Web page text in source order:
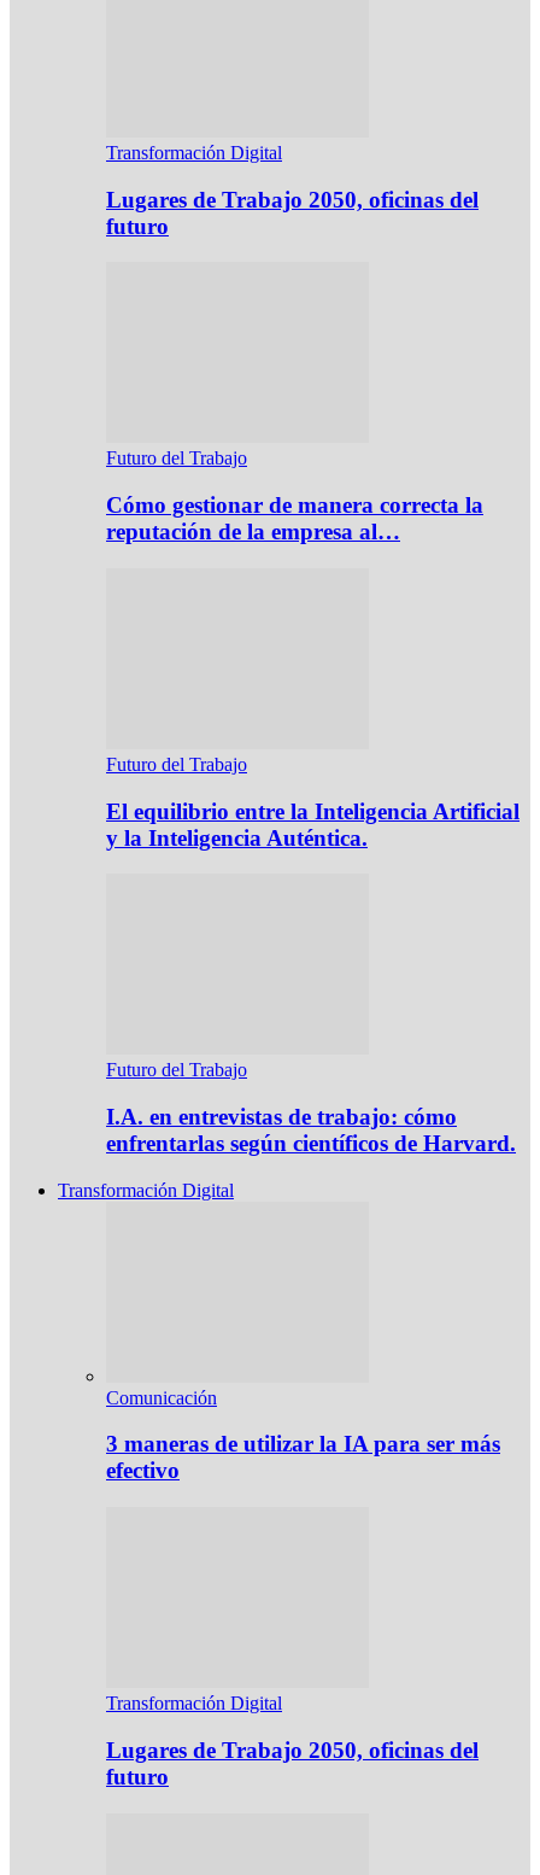
Transformación Digital
Lugares de Trabajo 2050, oficinas del
futuro
Futuro del Trabajo
Cómo gestionar de manera correcta la
reputación de la empresa al…
Futuro del Trabajo
El equilibrio entre la Inteligencia Artificial
y la Inteligencia Auténtica.
Futuro del Trabajo
I.A. en entrevistas de trabajo: cómo
enfrentarlas según científicos de Harvard.
Transformación Digital
Comunicación
3 maneras de utilizar la IA para ser más
efectivo
Transformación Digital
Lugares de Trabajo 2050, oficinas del
futuro